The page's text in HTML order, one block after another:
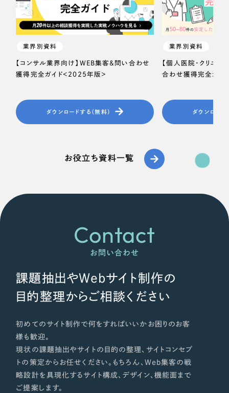
業界別資料
【コンサル業界向け】WEB集客＆問い合わせ
獲得完全ガイド＜2025年版＞
ダウンロードする（無料）
業界別資料
【個人医院・クリニッ
合わせ獲得完全ガイ
ダウンロード
お役立ち資料一覧
Contact
お問い合わせ
課題抽出やWebサイト制作の
目的整理からご相談ください
初めてのサイト制作で何をすればいいかお困りのお客
様も歓迎。
現状の課題抽出やサイトの目的の整理、サイトコンセプ
トの策定からお任せください。もちろん、Web集客の戦
略設計を具現化するサイト構成、デザイン、機能面まで
ご提案します。